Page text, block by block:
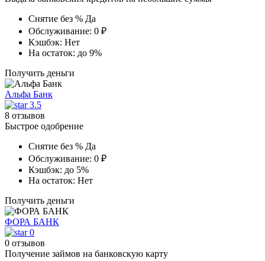
Снятие без % Да
Обслуживание: 0 ₽
Кэшбэк: Нет
На остаток: до 9%
Получить деньги
Альфа Банк
3.5
8 отзывов
Быстрое одобрение
Снятие без % Да
Обслуживание: 0 ₽
Кэшбэк: до 5%
На остаток: Нет
Получить деньги
ФОРА БАНК
0
0 отзывов
Получение займов на банковскую карту